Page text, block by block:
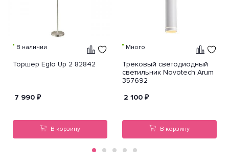
В наличии
Торшер Eglo Up 2 82842
7 990 ₽
В корзину
Много
Трековый светодиодный
светильник Novotech Arum
357692
2 100 ₽
В корзину